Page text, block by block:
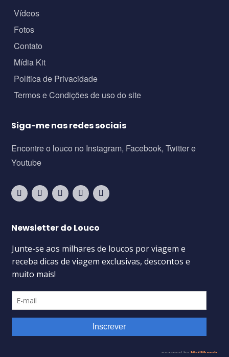
Vídeos
Fotos
Contato
Mídia Kit
Política de Privacidade
Termos e Condições de uso do site
Siga-me nas redes sociais
Encontre o louco no Instagram, Facebook, Twitter e
Youtube
Newsletter do Louco